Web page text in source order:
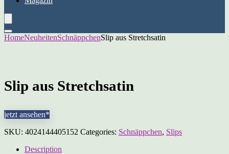
HomeNeuheitenSchnäppchenSlip aus Stretchsatin
Slip aus Stretchsatin
jetzt ansehen*
SKU: 4024144405152 Categories: Schnäppchen, Slips
Description